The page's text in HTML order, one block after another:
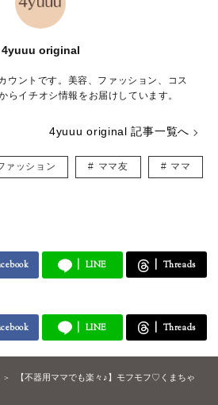
4yuuu original
ウントです。美容、ファッション、コス
らイチオシ情報をお届けしています。
4yuuu original 記事一覧へ
ァッション ママ友 ママ
LINE Threads
LINE Threads
【不器用ママでも楽々♪】モフモフ♡くまちゃ